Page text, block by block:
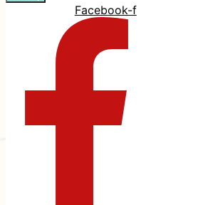
Facebook-f